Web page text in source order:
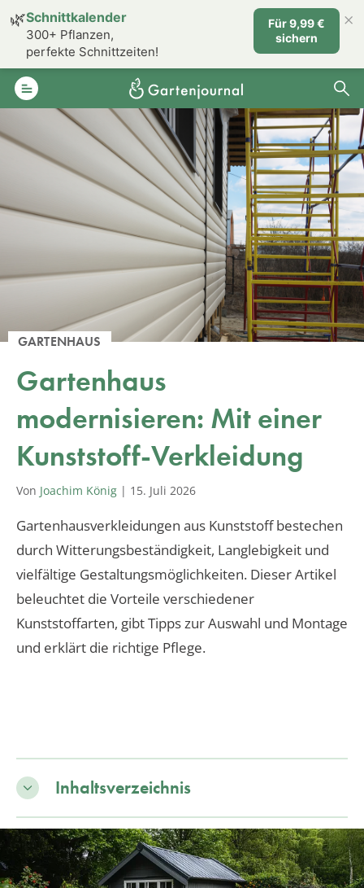
GARTENHAUS
Gartenhaus
modernisieren: Mit einer
Kunststoff-Verkleidung
Von Joachim König | 15. Juli 2026
Gartenhausverkleidungen aus Kunststoff bestechen
durch Witterungsbeständigkeit, Langlebigkeit und
vielfältige Gestaltungsmöglichkeiten. Dieser Artikel
beleuchtet die Vorteile verschiedener
Kunststoffarten, gibt Tipps zur Auswahl und Montage
und erklärt die richtige Pflege.
Inhaltsverzeichnis
🌿Schnittkalender
300+ Pflanzen,
perfekte Schnittzeiten!
Für 9,99 €
sichern
×